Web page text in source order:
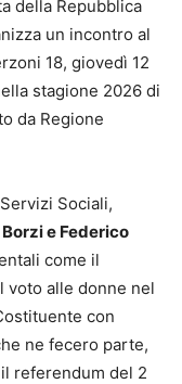
della Repubblica
un incontro al
18, giovedì 12
stagione 2026 di
da Regione
Sociali,
e Federico
come il
voto alle donne nel
con
ne fecero parte,
referendum del 2